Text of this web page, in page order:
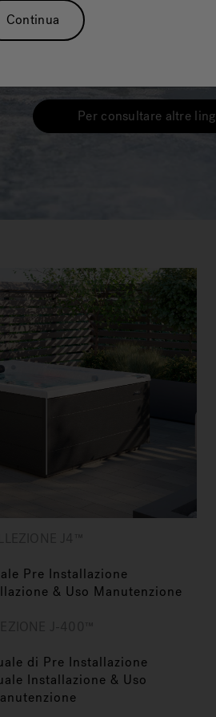
Jacuzzi®
Per consultare altre
Pre Installazione
& Uso Manutenzione
di Pre Installazione
Installazione & Uso
Continua